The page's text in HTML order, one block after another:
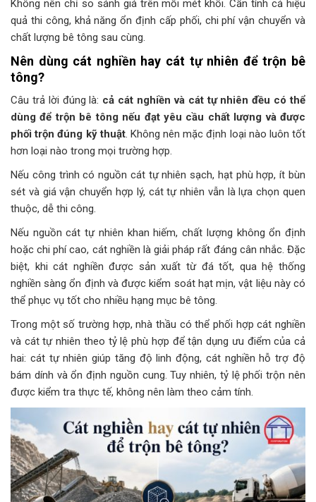
Không nên chỉ so sánh giá trên mỗi mét khối. Cần tính cả hiệu
quả thi công, khả năng ổn định cấp phối, chi phí vận chuyển và
chất lượng bê tông sau cùng.
Nên dùng cát nghiền hay cát tự nhiên để trộn bê
tông?
Câu trả lời đúng là: cả cát nghiền và cát tự nhiên đều có thể
dùng để trộn bê tông nếu đạt yêu cầu chất lượng và được
phối trộn đúng kỹ thuật. Không nên mặc định loại nào luôn tốt
hơn loại nào trong mọi trường hợp.
Nếu công trình có nguồn cát tự nhiên sạch, hạt phù hợp, ít bùn
sét và giá vận chuyển hợp lý, cát tự nhiên vẫn là lựa chọn quen
thuộc, dễ thi công.
Nếu nguồn cát tự nhiên khan hiếm, chất lượng không ổn định
hoặc chi phí cao, cát nghiền là giải pháp rất đáng cân nhắc. Đặc
biệt, khi cát nghiền được sản xuất từ đá tốt, qua hệ thống
nghiền sàng ổn định và được kiểm soát hạt mịn, vật liệu này có
thể phục vụ tốt cho nhiều hạng mục bê tông.
Trong một số trường hợp, nhà thầu có thể phối hợp cát nghiền
và cát tự nhiên theo tỷ lệ phù hợp để tận dụng ưu điểm của cả
hai: cát tự nhiên giúp tăng độ linh động, cát nghiền hỗ trợ độ
bám dính và ổn định nguồn cung. Tuy nhiên, tỷ lệ phối trộn nên
được kiểm tra thực tế, không nên làm theo cảm tính.